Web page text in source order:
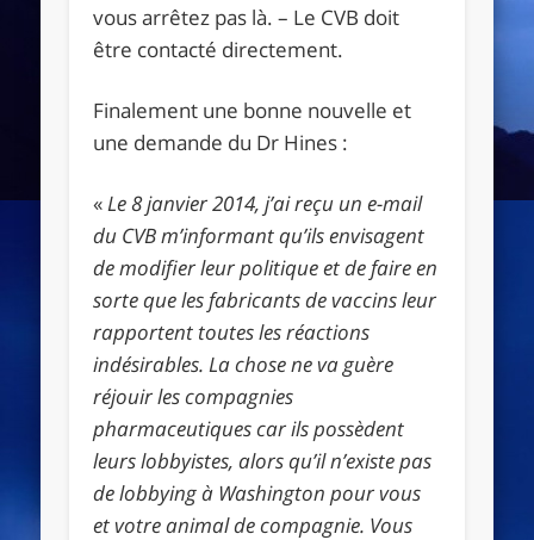
vous arrêtez pas là. – Le CVB doit
être contacté directement.
Finalement une bonne nouvelle et
une demande du Dr Hines :
«Le 8 janvier 2014, j’ai reçu un e-mail
du CVB m’informant qu’ils envisagent
de modifier leur politique et de faire en
sorte que les fabricants de vaccins leur
rapportent toutes les réactions
indésirables. La chose ne va guère
réjouir les compagnies
pharmaceutiques car ils possèdent
leurs lobbyistes, alors qu’il n’existe pas
de lobbying à Washington pour vous
et votre animal de compagnie. Vous